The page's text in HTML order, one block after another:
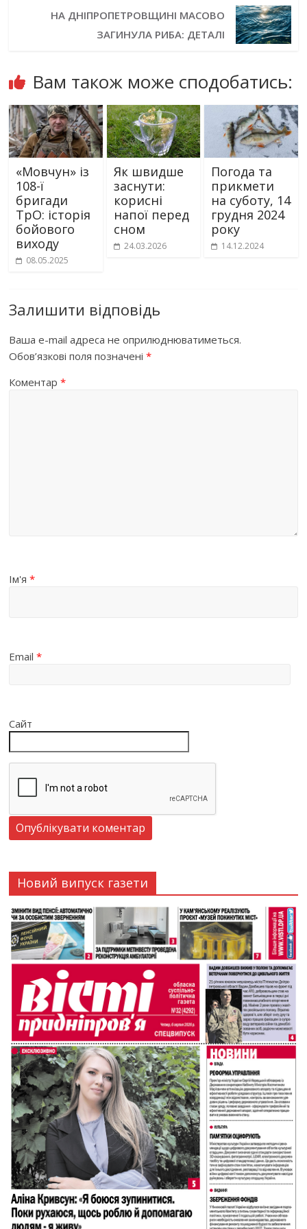
НА ДНІПРОПЕТРОВЩИНІ МАСОВО
ЗАГИНУЛА РИБА: ДЕТАЛІ
Вам також може сподобатись:
«Мовчун» із
108-ї
бригади
ТрО: історія
бойового
виходу
08.05.2025
Як швидше
заснути:
корисні
напої перед
сном
24.03.2026
Погода та
прикмети
на суботу, 14
грудня 2024
року
14.12.2024
Залишити відповідь
Ваша e-mail адреса не оприлюднюватиметься.
Обов’язкові поля позначені*
Коментар*
Ім'я*
Email*
Сайт
Новий випуск газети